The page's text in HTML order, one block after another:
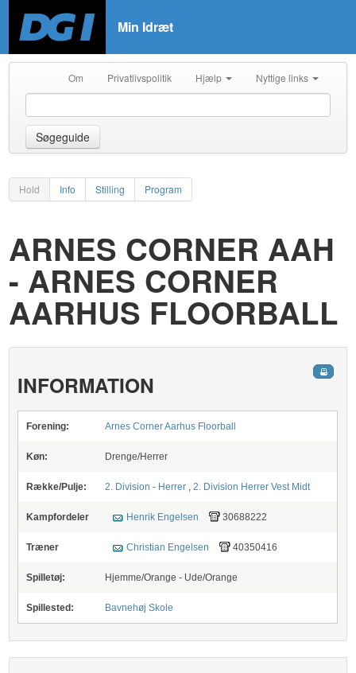
Min Idræt
Om Privatlivspolitik Hjælp Nyttige links
Søgeguide
Hold Info Stilling Program
ARNES CORNER AAH
- ARNES CORNER
AARHUS FLOORBALL
INFORMATION
Forening: Arnes Corner Aarhus Floorball
Køn: Drenge/Herrer
Række/Pulje: 2. Division - Herrer ,2. Division Herrer Vest Midt
Kampfordeler Henrik Engelsen 30688222
Træner Christian Engelsen 40350416
Spilletøj: Hjemme/Orange - Ude/Orange
Spillested: Bavnehøj Skole